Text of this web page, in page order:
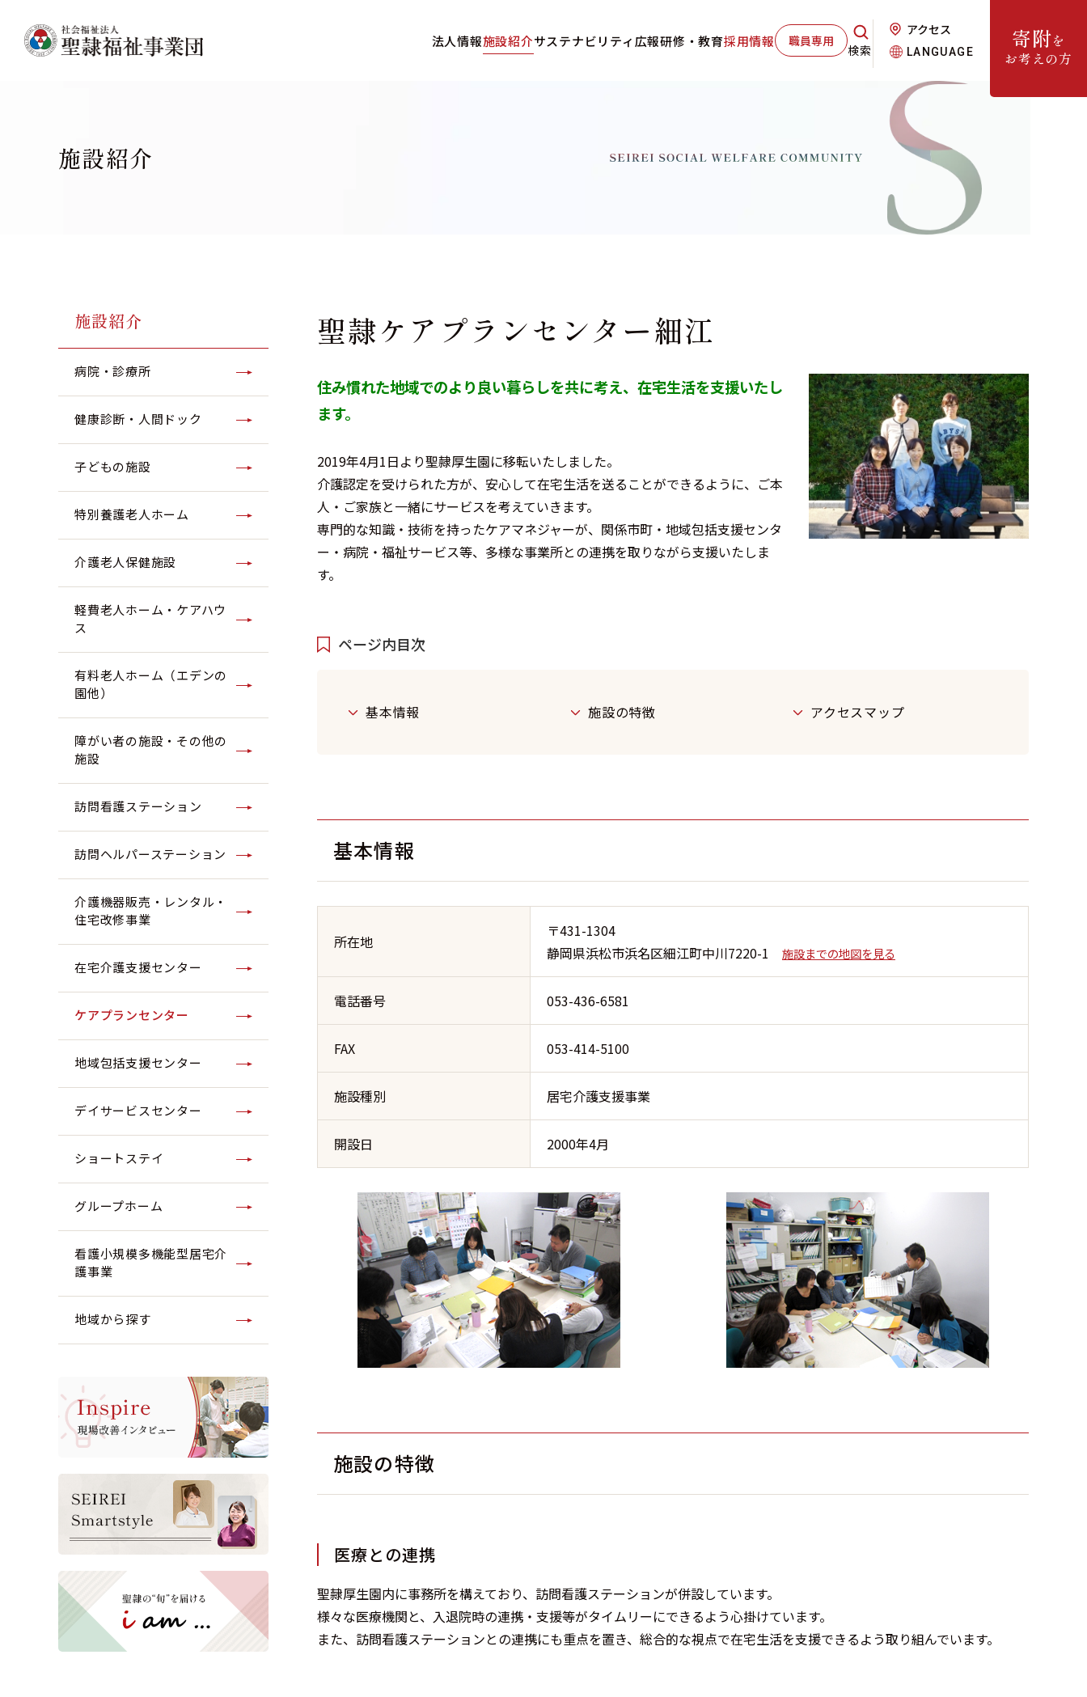
法人情報施設紹介サステナビリティ 広報研修・教育採用情報 職員専用
検索
アクセス
LANGUAGE 寄附を
お考えの方
施設紹介
聖隷ケアプランセンター細江
住み慣れた地域でのより良い暮らしを共に考え、在宅生活を支援いたし
ます。
2019年4月1日より聖隷厚生園に移転いたしました。
介護認定を受けられた方が、安心して在宅生活を送ることができるように、ご本
人・ご家族と一緒にサービスを考えていきます。
専門的な知識・技術を持ったケアマネジャーが、関係市町・地域包括支援センタ
ー・病院・福祉サービス等、多様な事業所との連携を取りながら支援いたしま
す。
ページ内目次
基本情報 施設の特徴 アクセスマップ
基本情報
所在地
〒431-1304
静岡県浜松市浜名区細江町中川7220-1 施設までの地図を見る
電話番号 053-436-6581
FAX 053-414-5100
施設種別 居宅介護支援事業
開設日 2000年4月
施設の特徴
医療との連携
聖隷厚生園内に事務所を構えており、訪問看護ステーションが併設しています。
様々な医療機関と、入退院時の連携・支援等がタイムリーにできるよう心掛けています。
また、訪問看護ステーションとの連携にも重点を置き、総合的な視点で在宅生活を支援できるよう取り組んでいます。
施設紹介
病院・診療所
健康診断・人間ドック
子どもの施設
特別養護老人ホーム
介護老人保健施設
軽費老人ホーム・ケアハウ
ス
有料老人ホーム（エデンの
園他）
障がい者の施設・その他の
施設
訪問看護ステーション
訪問ヘルパーステーション
介護機器販売・レンタル・
住宅改修事業
在宅介護支援センター
ケアプランセンター
地域包括支援センター
デイサービスセンター
ショートステイ
グループホーム
看護小規模多機能型居宅介
護事業
地域から探す